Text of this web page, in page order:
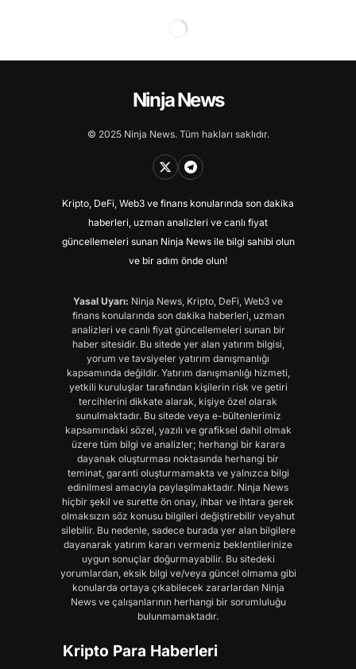
Ninja News
© 2025 Ninja News. Tüm hakları saklıdır.
Kripto, DeFi, Web3 ve finans konularında son dakika
haberleri, uzman analizleri ve canlı fiyat
güncellemeleri sunan Ninja News ile bilgi sahibi olun
ve bir adım önde olun!
Yasal Uyarı: Ninja News, Kripto, DeFi, Web3 ve
finans konularında son dakika haberleri, uzman
analizleri ve canlı fiyat güncellemeleri sunan bir
haber sitesidir. Bu sitede yer alan yatırım bilgisi,
yorum ve tavsiyeler yatırım danışmanlığı
kapsamında değildir. Yatırım danışmanlığı hizmeti,
yetkili kuruluşlar tarafından kişilerin risk ve getiri
tercihlerini dikkate alarak, kişiye özel olarak
sunulmaktadır. Bu sitede veya e-bültenlerimiz
kapsamındaki sözel, yazılı ve grafiksel dahil olmak
üzere tüm bilgi ve analizler; herhangi bir karara
dayanak oluşturması noktasında herhangi bir
teminat, garanti oluşturmamakta ve yalnızca bilgi
edinilmesi amacıyla paylaşılmaktadır. Ninja News
hiçbir şekil ve surette ön onay, ihbar ve ihtara gerek
olmaksızın söz konusu bilgileri değiştirebilir veyahut
silebilir. Bu nedenle, sadece burada yer alan bilgilere
dayanarak yatırım kararı vermeniz beklentilerinize
uygun sonuçlar doğurmayabilir. Bu sitedeki
yorumlardan, eksik bilgi ve/veya güncel olmama gibi
konularda ortaya çıkabilecek zararlardan Ninja
News ve çalışanlarının herhangi bir sorumluluğu
bulunmamaktadır.
Kripto Para Haberleri